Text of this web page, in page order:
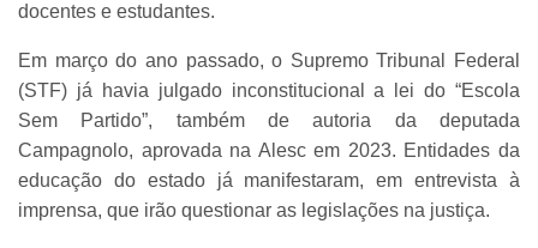
docentes e estudantes.
Em março do ano passado, o Supremo Tribunal Federal
(STF) já havia julgado inconstitucional a lei do “Escola
Sem Partido”, também de autoria da deputada
Campagnolo, aprovada na Alesc em 2023. Entidades da
educação do estado já manifestaram, em entrevista à
imprensa, que irão questionar as legislações na justiça.